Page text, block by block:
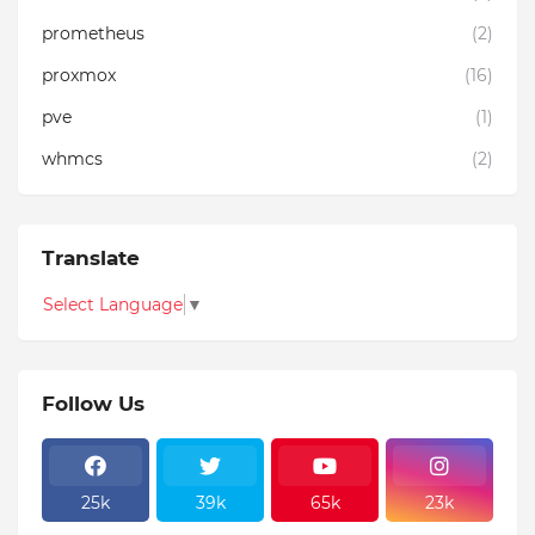
prometheus
(2)
proxmox
(16)
pve
(1)
whmcs
(2)
Translate
Select Language ▼
Follow Us
25k 39k 65k 23k